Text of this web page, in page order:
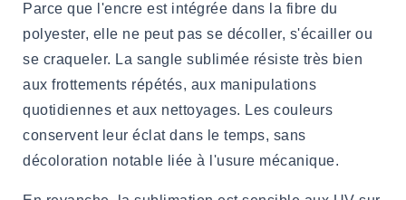
Parce que l'encre est intégrée dans la fibre du
polyester, elle ne peut pas se décoller, s'écailler ou
se craqueler. La sangle sublimée résiste très bien
aux frottements répétés, aux manipulations
quotidiennes et aux nettoyages. Les couleurs
conservent leur éclat dans le temps, sans
décoloration notable liée à l'usure mécanique.